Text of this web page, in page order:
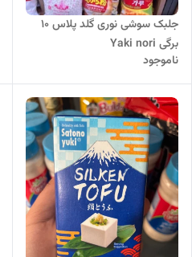
جلبک سوشی نوری گلد پلاس 10
برگی Yaki nori
ناموجود